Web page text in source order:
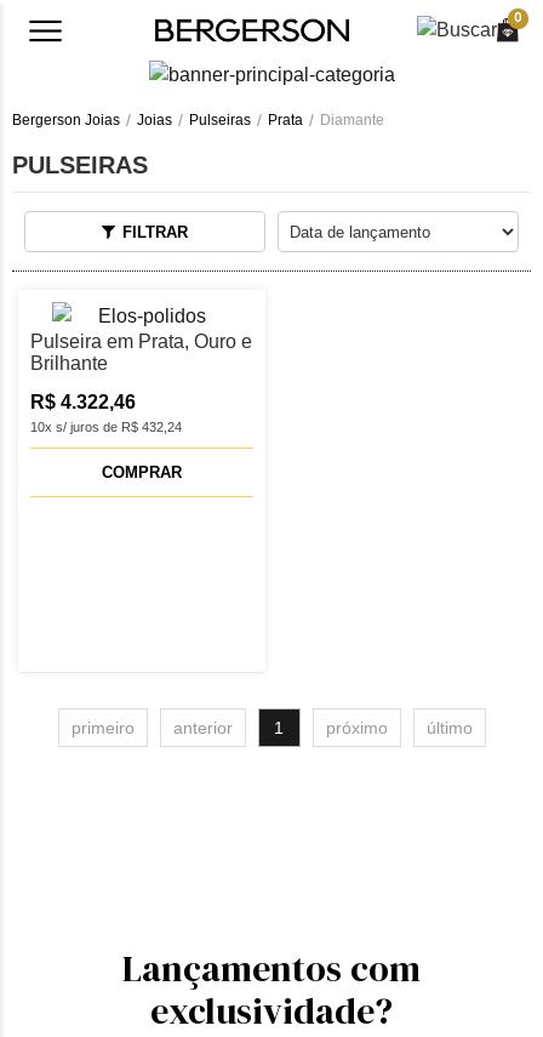
0
Bergerson Joias Joias Pulseiras Prata Diamante
PULSEIRAS
FILTRAR
Pulseira em Prata, Ouro e
Brilhante
10x s/ juros de R$ 432,24
R$ 4.322,46
COMPRAR
primeiro anterior 1 próximo último
Lançamentos com
exclusividade?